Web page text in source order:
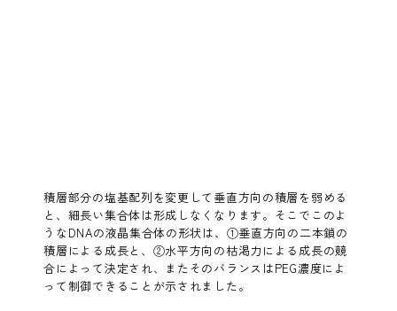
積層部分の塩基配列を変更して垂直方向の積層を弱める
と、細長い集合体は形成しなくなります。そこでこのよ
うなDNAの液晶集合体の形状は、①垂直方向の二本鎖の
積層による成長と、②水平方向の枯渇力による成長の競
合によって決定され、またそのバランスはPEG濃度によ
って制御できることが示されました。